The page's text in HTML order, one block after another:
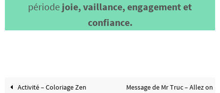
période joie, vaillance, engagement et
confiance.
Activité – Coloriage Zen
Message de Mr Truc – Allez on